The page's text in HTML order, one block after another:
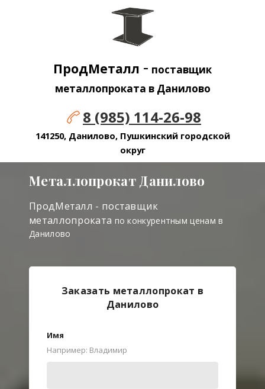
ПродМеталл - поставщик
металлопроката в Данилово
8 (985) 114-26-98
141250, Данилово, Пушкинский городской
округ
Металлопрокат Данилово
ПродМеталл - поставщик
металлопроката по конкурентным ценам в
Данилово
Заказать металлопрокат в
Данилово
Имя
Например: Владимир